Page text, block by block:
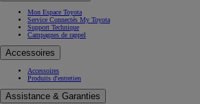
Mon Espace Toyota
Service Connectés My Toyota
Support Technique
Campagnes de rappel
Accessoires
Accessoires
Produits d'entretien
Assistance & Garanties